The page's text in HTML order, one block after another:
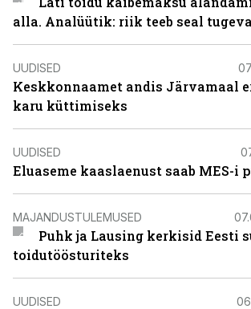
alla. Analüütik: riik teeb seal
UUDISED
Keskkonnaamet andis Järvamaal
karu küttimiseks
UUDISED
Eluaseme kaaslaenust saab MES-i
MAJANDUSTULEMUSED
Puhk ja Lausing kerkisid Eesti
toidutöösturiteks
UUDISED